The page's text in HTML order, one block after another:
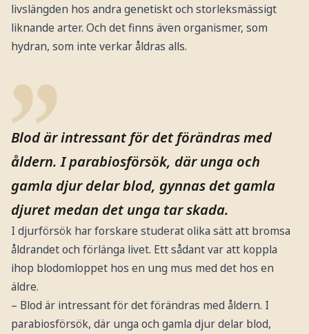
livslängden hos andra genetiskt och storleksmässigt
liknande arter. Och det finns även organismer, som
hydran, som inte verkar åldras alls.
Blod är intressant för det förändras med
åldern. I parabiosförsök, där unga och
gamla djur delar blod, gynnas det gamla
djuret medan det unga tar skada.
I djurförsök har forskare studerat olika sätt att bromsa
åldrandet och förlänga livet. Ett sådant var att koppla
ihop blodomloppet hos en ung mus med det hos en
äldre.
– Blod är intressant för det förändras med åldern. I
parabiosförsök, där unga och gamla djur delar blod,